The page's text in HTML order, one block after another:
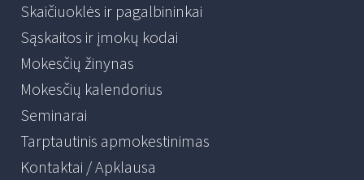
Skaičiuoklės ir pagalbininkai
Sąskaitos ir įmokų kodai
Mokesčių žinynas
Mokesčių kalendorius
Seminarai
Tarptautinis apmokestinimas
Kontaktai / Apklausa